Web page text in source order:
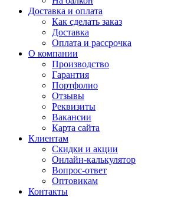
Доставка и оплата
Как сделать заказ
Доставка
Оплата и рассрочка
О компании
Производство
Гарантия
Портфолио
Отзывы
Реквизиты
Вакансии
Карта сайта
Клиентам
Скидки и акции
Онлайн-калькулятор
Вопрос-ответ
Оптовикам
Контакты